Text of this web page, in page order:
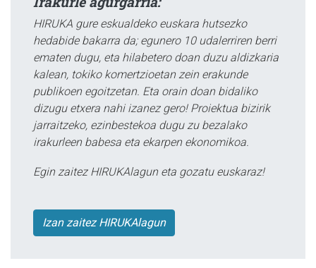
HIRUKA gure eskualdeko euskara hutsezko
hedabide bakarra da; egunero 10 udalerriren berri
ematen dugu, eta hilabetero doan duzu aldizkaria
kalean, tokiko komertzioetan zein erakunde
publikoen egoitzetan. Eta orain doan bidaliko
dizugu etxera nahi izanez gero! Proiektua bizirik
jarraitzeko, ezinbestekoa dugu zu bezalako
irakurleen babesa eta ekarpen ekonomikoa.
Egin zaitez HIRUKAlagun eta gozatu euskaraz!
Izan zaitez HIRUKAlagun